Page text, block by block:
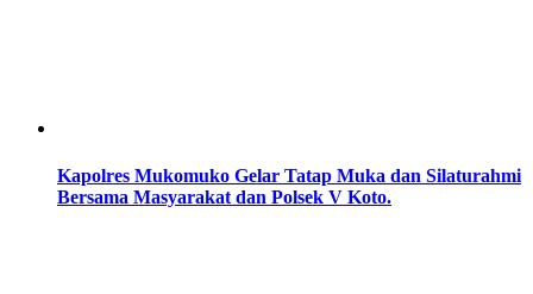
Kapolres Mukomuko Gelar Tatap Muka dan Silaturahmi
Bersama Masyarakat dan Polsek V Koto.